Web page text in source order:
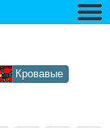
Кровавые